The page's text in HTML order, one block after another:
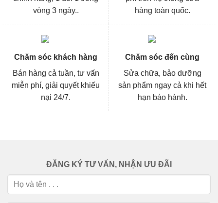
vòng 3 ngày..
hàng toàn quốc.
Chăm sóc khách hàng
Bán hàng cả tuần, tư vấn
miễn phí, giải quyết khiếu
nại 24/7.
Chăm sóc đến cùng
Sửa chữa, bảo dưỡng
sản phẩm ngay cả khi hết
hạn bảo hành.
ĐĂNG KÝ TƯ VẤN, NHẬN ƯU ĐÃI